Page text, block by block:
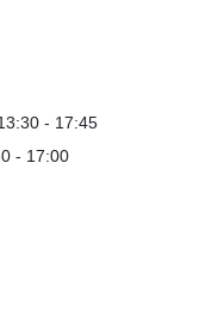
- 17:45
- 17:00